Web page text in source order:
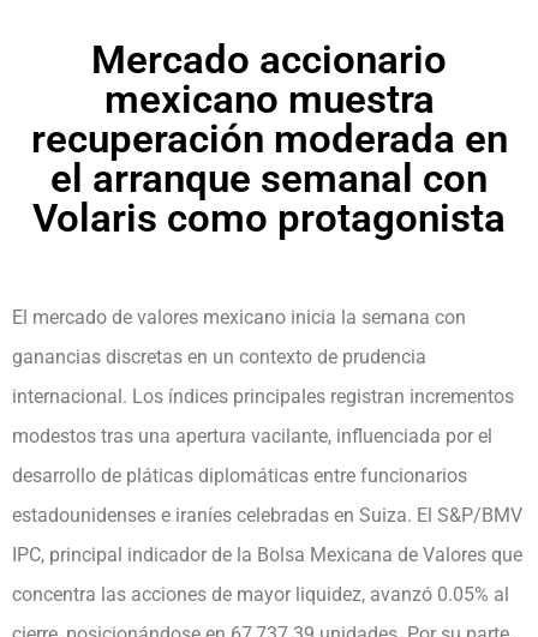
Mercado accionario
mexicano muestra
recuperación moderada en
el arranque semanal con
Volaris como protagonista
El mercado de valores mexicano inicia la semana con
ganancias discretas en un contexto de prudencia
internacional. Los índices principales registran incrementos
modestos tras una apertura vacilante, influenciada por el
desarrollo de pláticas diplomáticas entre funcionarios
estadounidenses e iraníes celebradas en Suiza. El S&P/BMV
IPC, principal indicador de la Bolsa Mexicana de Valores que
concentra las acciones de mayor liquidez, avanzó 0.05% al